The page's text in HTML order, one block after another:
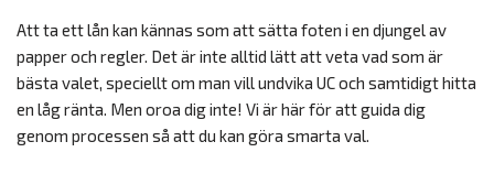
Att ta ett lån kan kännas som att sätta foten i en djungel av
papper och regler. Det är inte alltid lätt att veta vad som är
bästa valet, speciellt om man vill undvika UC och samtidigt hitta
en låg ränta. Men oroa dig inte! Vi är här för att guida dig
genom processen så att du kan göra smarta val.